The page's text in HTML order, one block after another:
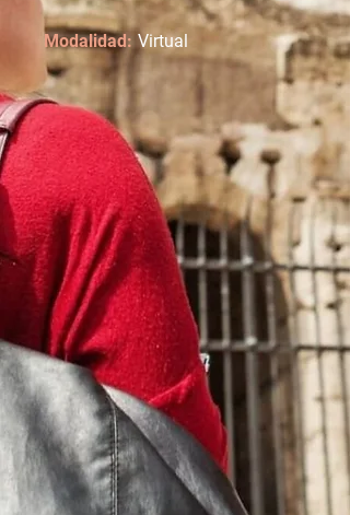
Modalidad: Virtual